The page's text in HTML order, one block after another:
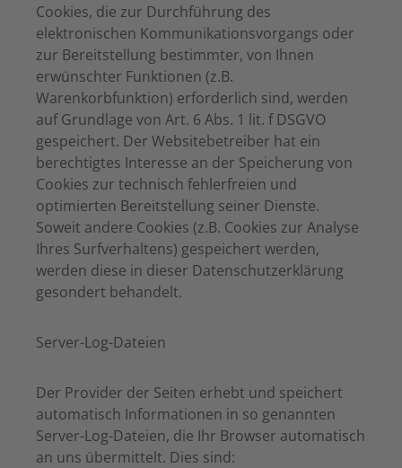
Cookies, die zur Durchführung des
elektronischen Kommunikationsvorgangs oder
zur Bereitstellung bestimmter, von Ihnen
erwünschter Funktionen (z.B.
Warenkorbfunktion) erforderlich sind, werden
auf Grundlage von Art. 6 Abs. 1 lit. f DSGVO
gespeichert. Der Websitebetreiber hat ein
berechtigtes Interesse an der Speicherung von
Cookies zur technisch fehlerfreien und
optimierten Bereitstellung seiner Dienste.
Soweit andere Cookies (z.B. Cookies zur Analyse
Ihres Surfverhaltens) gespeichert werden,
werden diese in dieser Datenschutzerklärung
gesondert behandelt.
Server-Log-Dateien
Der Provider der Seiten erhebt und speichert
automatisch Informationen in so genannten
Server-Log-Dateien, die Ihr Browser automatisch
an uns übermittelt. Dies sind: